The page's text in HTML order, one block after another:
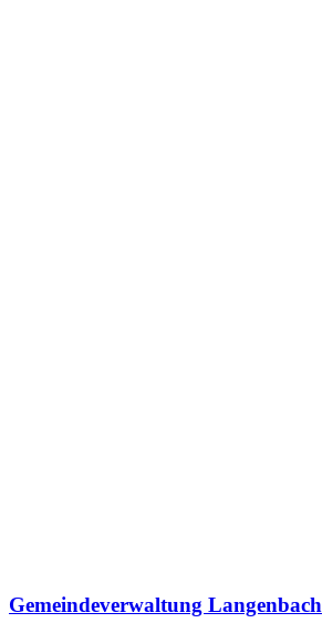
Gemeindeverwaltung Langenbach